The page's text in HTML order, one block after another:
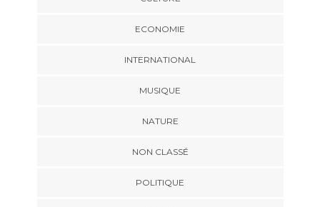
ECONOMIE
INTERNATIONAL
MUSIQUE
NATURE
NON CLASSÉ
POLITIQUE